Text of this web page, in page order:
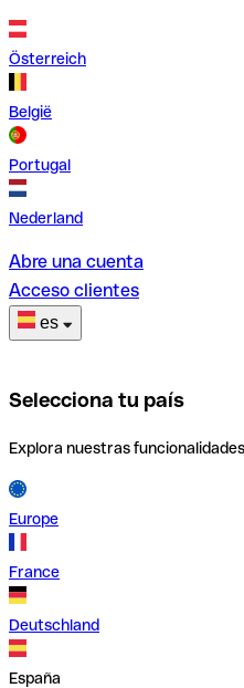
Österreich
België
Portugal
Nederland
Abre una cuenta
Acceso clientes
es
Selecciona tu país
Explora nuestras
Europe
France
Deutschland
España